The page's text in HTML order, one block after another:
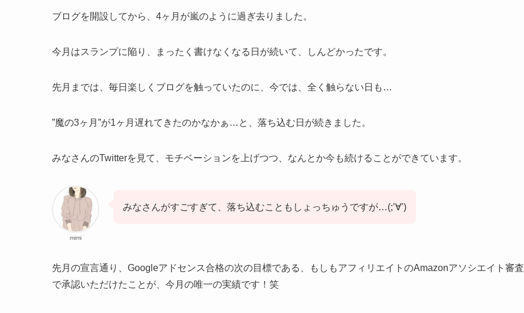
ブログを開設してから、4ヶ月が嵐のように過ぎ去りました。
今月はスランプに陥り、まったく書けなくなる日が続いて、しんどかったです。
先月までは、毎日楽しくブログを触っていたのに、今では、全く触らない日も…
”魔の3ヶ月”が1ヶ月遅れてきたのかなかぁ…と、落ち込む日が続きました。
みなさんのTwitterを見て、モチベーションを上げつつ、なんとか今も続けることができています。
mimi
みなさんがすごすぎて、落ち込むこともしょっちゅうですが…(;’∀’)
先月の宣言通り、Googleアドセンス合格の次の目標である、もしもアフィリエイトのAmazonアソシエイト審査
で承認いただけたことが、今月の唯一の実績です！笑